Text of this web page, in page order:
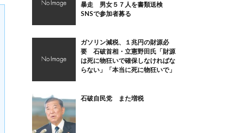
暴走 男女５７人を書類送検
SNSで参加者募る
ガソリン減税、１兆円の財源必
要 石破首相・立憲野田氏「財源
は死に物狂いで確保しなければな
らない」「本当に死に物狂いで」
石破自民党 また増税